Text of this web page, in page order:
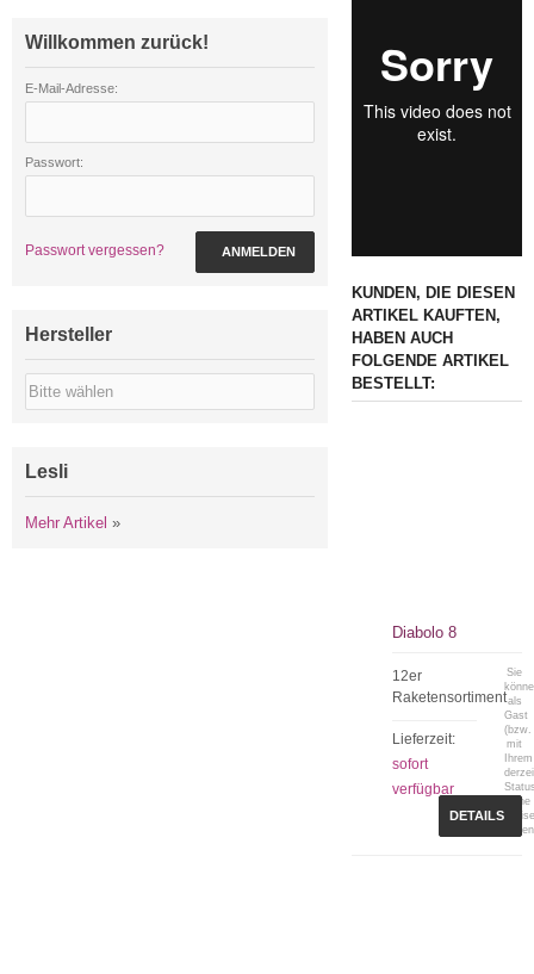
KUNDEN, DIE DIESEN
ARTIKEL KAUFTEN,
HABEN AUCH
FOLGENDE ARTIKEL
BESTELLT:
Diabolo 8
12er
Raketensortiment
Lieferzeit:
sofort
verfügbar
Sie
als
Gast
(bzw.
mit
Ihrem
keine
DETAILS
Willkommen zurück!
E-Mail-Adresse:
Passwort:
Passwort vergessen? ANMELDEN
Hersteller
Lesli
Mehr Artikel »